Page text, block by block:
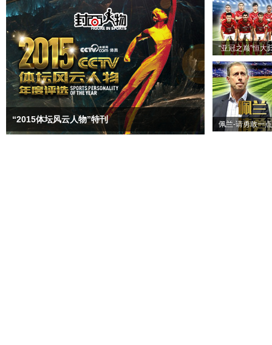
“2015体坛风云人物”特刊
“亚冠之巅”恒大
佩兰-请勇敢一点